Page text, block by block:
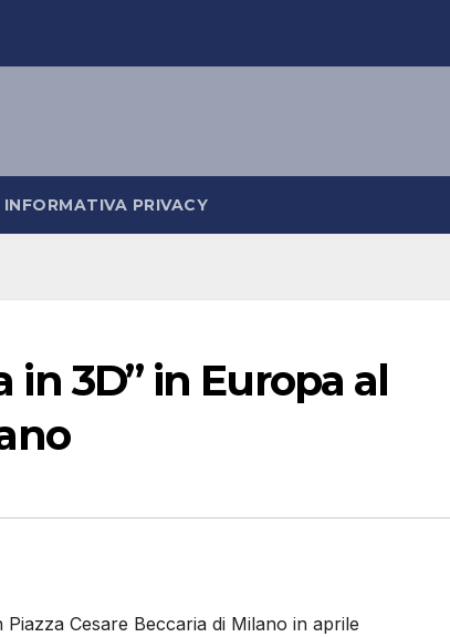
INFORMATIVA PRIVACY
in 3D” in Europa al
Cesare Beccaria di Milano in aprile